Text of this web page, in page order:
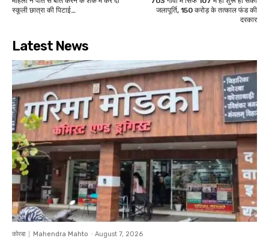
स्कूली छात्रा की पिटाई…
जलापूर्ति, 150 करोड़ के तत्काल फंड की
दरकार
Latest News
कोरबा Mahendra Mahto - August 7, 2026